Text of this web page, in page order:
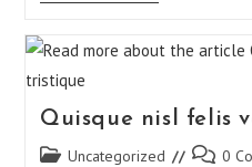
Quisque nisl felis
Uncategorized 0